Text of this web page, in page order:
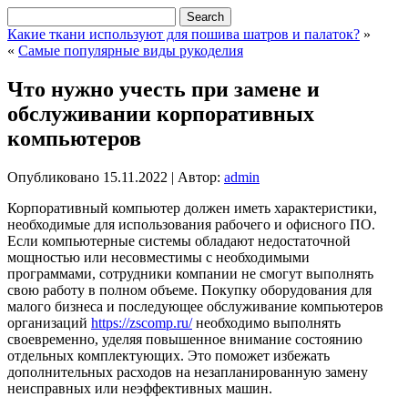
Какие ткани используют для пошива шатров и палаток? »
« Самые популярные виды рукоделия
Что нужно учесть при замене и
обслуживании корпоративных
компьютеров
Опубликовано 15.11.2022 | Автор: admin
Корпоративный компьютер должен иметь характеристики,
необходимые для использования рабочего и офисного ПО.
Если компьютерные системы обладают недостаточной
мощностью или несовместимы с необходимыми
программами, сотрудники компании не смогут выполнять
свою работу в полном объеме. Покупку оборудования для
малого бизнеса и последующее обслуживание компьютеров
организаций https://zscomp.ru/необходимо выполнять
своевременно, уделяя повышенное внимание состоянию
отдельных комплектующих. Это поможет избежать
дополнительных расходов на незапланированную замену
неисправных или неэффективных машин.